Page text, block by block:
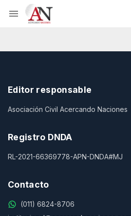
Editor responsable
Asociación Civil Acercando Naciones
Registro DNDA
RL-2021-66369778-APN-DNDA#MJ
Contacto
(011) 6824-8706